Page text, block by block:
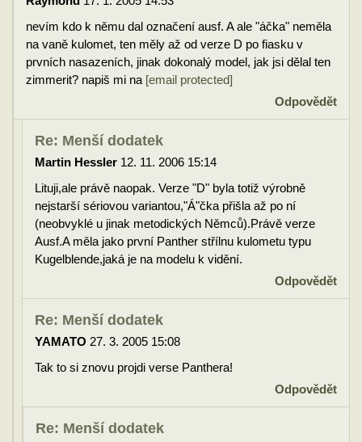
nevím kdo k němu dal označení ausf. A ale "áčka" neměla
na vaně kulomet, ten měly až od verze D po fiasku v
prvních nasazeních, jinak dokonalý model, jak jsi dělal ten
zimmerit? napiš mi na [email protected]
Odpovědět
Re: Menší dodatek
Martin Hessler 12. 11. 2006 15:14
Lituji,ale právě naopak. Verze "D" byla totiž výrobně
nejstarší sériovou variantou,"Á"čka přišla až po ní
(neobvyklé u jinak metodických Němců).Právě verze
Ausf.A měla jako první Panther střílnu kulometu typu
Kugelblende,jaká je na modelu k vidění.
Odpovědět
Re: Menší dodatek
YAMATO 27. 3. 2005 15:08
Tak to si znovu projdi verse Panthera!
Odpovědět
Re: Menší dodatek